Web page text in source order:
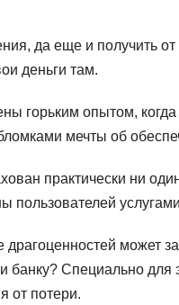
да еще и получить
деньги там.
горьким опытом,
мечты об
практически ни
пользователей
может
Специально для
от потери.